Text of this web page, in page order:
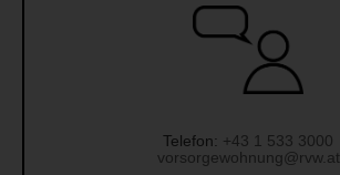
Telefon: +43 1 533 3000
vorsorgewohnung@rvw.at